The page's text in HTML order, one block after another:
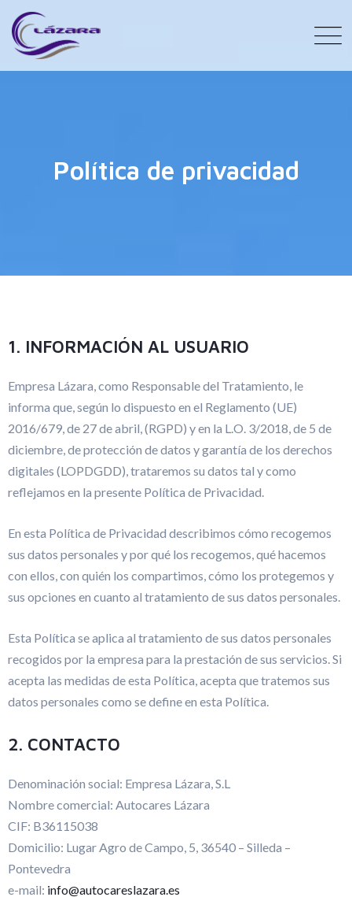
Política de privacidad
1. INFORMACIÓN AL USUARIO
Empresa Lázara, como Responsable del Tratamiento, le
informa que, según lo dispuesto en el Reglamento (UE)
2016/679, de 27 de abril, (RGPD) y en la L.O. 3/2018, de 5 de
diciembre, de protección de datos y garantía de los derechos
digitales (LOPDGDD), trataremos su datos tal y como
reflejamos en la presente Política de Privacidad.
En esta Política de Privacidad describimos cómo recogemos
sus datos personales y por qué los recogemos, qué hacemos
con ellos, con quién los compartimos, cómo los protegemos y
sus opciones en cuanto al tratamiento de sus datos personales.
Esta Política se aplica al tratamiento de sus datos personales
recogidos por la empresa para la prestación de sus servicios. Si
acepta las medidas de esta Política, acepta que tratemos sus
datos personales como se define en esta Política.
2. CONTACTO
Denominación social: Empresa Lázara, S.L
Nombre comercial: Autocares Lázara
CIF: B36115038
Domicilio: Lugar Agro de Campo, 5, 36540 – Silleda –
Pontevedra
e-mail: info@autocareslazara.es